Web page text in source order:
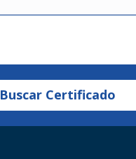
Buscar Certificado